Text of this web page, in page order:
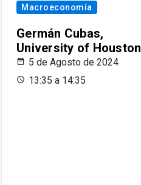
Macroeconomía
Germán Cubas,
University of Houston
5 de Agosto de 2024
13:35 a 14:35